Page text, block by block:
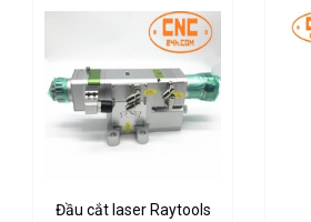
Đầu cắt laser Raytools